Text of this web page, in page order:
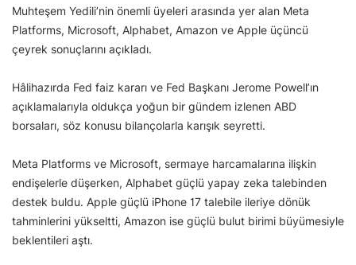
Muhteşem Yedili’nin önemli üyeleri arasında yer alan Meta
Platforms, Microsoft, Alphabet, Amazon ve Apple üçüncü
çeyrek sonuçlarını açıkladı.
Hâlihazırda Fed faiz kararı ve Fed Başkanı Jerome Powell’ın
açıklamalarıyla oldukça yoğun bir gündem izlenen ABD
borsaları, söz konusu bilançolarla karışık seyretti.
Meta Platforms ve Microsoft, sermaye harcamalarına ilişkin
endişelerle düşerken, Alphabet güçlü yapay zeka talebinden
destek buldu. Apple güçlü iPhone 17 talebile ileriye dönük
tahminlerini yükseltti, Amazon ise güçlü bulut birimi büyümesiyle
beklentileri aştı.